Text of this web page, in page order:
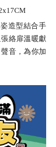
造型結合手
絡扉溫暖獻
音，為你加